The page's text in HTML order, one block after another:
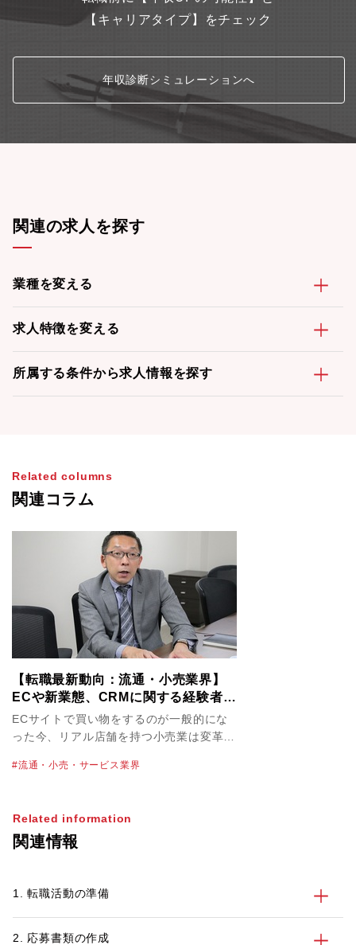
【キャリアタイプ】をチェック
年収診断シミュレーションへ
関連の求人を探す
業種を変える
求人特徴を変える
所属する条件から求人情報を探す
Related columns
関連コラム
【転職最新動向：流通・小売業界】
ECや新業態、CRMに関する経験者は
「ライフスタイルが変わる場面」に
立ち会えるチャンス
ECサイトで買い物をするのが一般的にな
った今、リアル店舗を持つ小売業は変革を
まぐるしく変わる中、転職市場にも変化は
ザー金井 篤也に最新動向を聞きました。
流通・小売・サービス業界
Related information
関連情報
1. 転職活動の準備
2. 応募書類の作成